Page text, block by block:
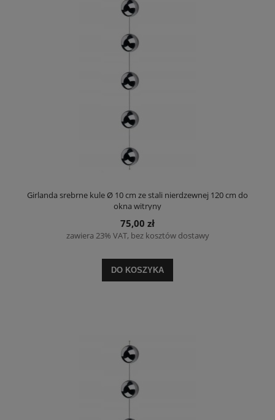
Girlanda srebrne kule Ø 10 cm ze stali nierdzewnej 120 cm do
okna witryny
75,00 zł
zawiera 23% VAT, bez kosztów dostawy
DO KOSZYKA